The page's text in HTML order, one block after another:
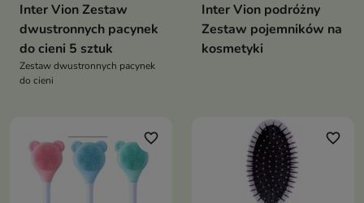
Inter Vion Zestaw
dwustronnych pacynek
do cieni 5 sztuk
Zestaw dwustronnych pacynek
do cieni
Inter Vion podróżny
Zestaw pojemników na
kosmetyki
favorite_border favorite_border